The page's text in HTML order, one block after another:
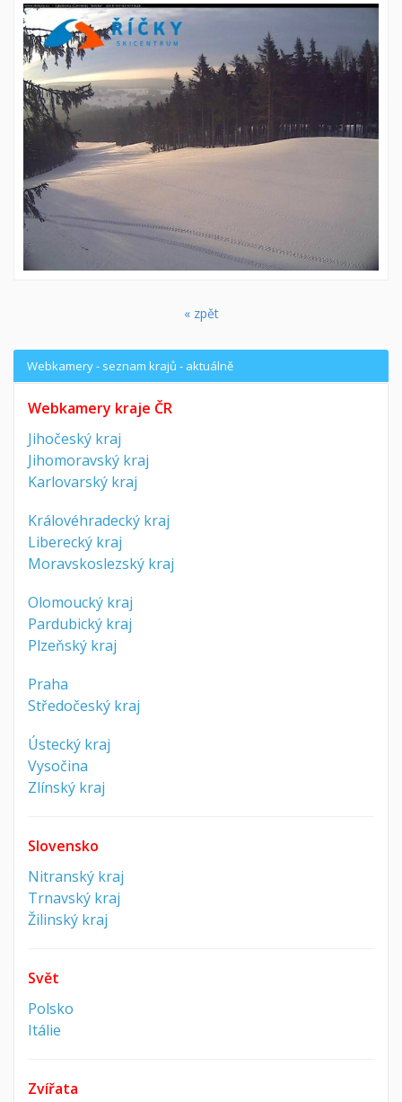
« zpět
Webkamery - seznam krajů - aktuálně
Webkamery kraje ČR
Jihočeský kraj
Jihomoravský kraj
Karlovarský kraj
Královéhradecký kraj
Liberecký kraj
Moravskoslezský kraj
Olomoucký kraj
Pardubický kraj
Plzeňský kraj
Praha
Středočeský kraj
Ústecký kraj
Vysočina
Zlínský kraj
Slovensko
Nitranský kraj
Trnavský kraj
Žilinský kraj
Svět
Polsko
Itálie
Zvířata